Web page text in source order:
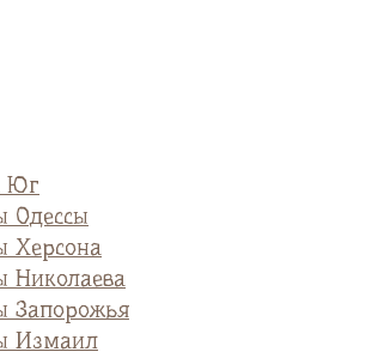
Юг
Одессы
Херсона
Николаева
Запорожья
Измаил